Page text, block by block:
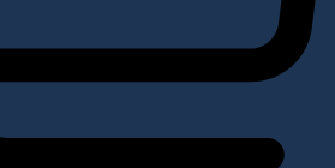
интерьера